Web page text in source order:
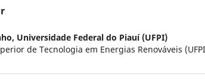
Universidade Federal do Piauí (UFPI)
de Tecnologia em Energias Renováveis